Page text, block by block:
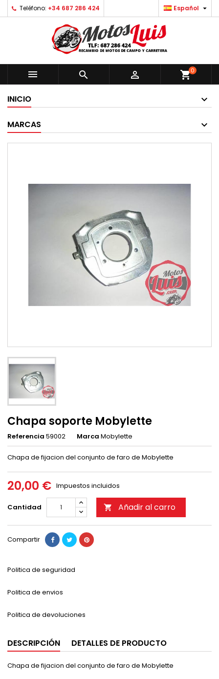
Teléfono: +34 687 286 424 Español 
   shopping_cart0
INICIO
MARCAS
Chapa soporte Mobylette
Referencia 59002 Marca Mobylette
Chapa de fijacion del conjunto de faro de Mobylette
20,00 € Impuestos incluidos
Cantidad  Añadir al carro
Compartir
Politica de seguridad
Politica de envios
Politica de devoluciones
DESCRIPCIÓN DETALLES DE PRODUCTO
Chapa de fijacion del conjunto de faro de Mobylette